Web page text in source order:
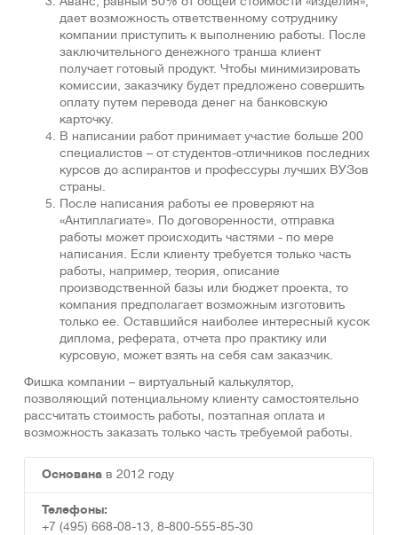
Аванс, равный 50% от общей стоимости «изделия»,
дает возможность ответственному сотруднику
компании приступить к выполнению работы. После
заключительного денежного транша клиент
получает готовый продукт. Чтобы минимизировать
комиссии, заказчику будет предложено совершить
оплату путем перевода денег на банковскую
карточку.
В написании работ принимает участие больше 200
специалистов – от студентов-отличников последних
курсов до аспирантов и профессуры лучших ВУЗов
страны.
После написания работы ее проверяют на
«Антиплагиате». По договоренности, отправка
работы может происходить частями - по мере
написания. Если клиенту требуется только часть
работы, например, теория, описание
производственной базы или бюджет проекта, то
компания предполагает возможным изготовить
только ее. Оставшийся наиболее интересный кусок
диплома, реферата, отчета про практику или
курсовую, может взять на себя сам заказчик.
Фишка компании – виртуальный калькулятор,
позволяющий потенциальному клиенту самостоятельно
рассчитать стоимость работы, поэтапная оплата и
возможность заказать только часть требуемой работы.
Основана в 2012 году
Телефоны:
+7 (495) 668-08-13, 8-800-555-85-30